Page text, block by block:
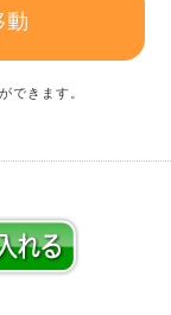
動
できます。